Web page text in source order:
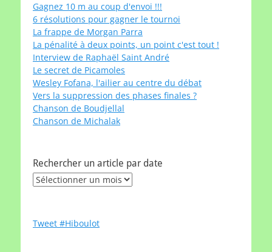
Gagnez 10 m au coup d'envoi !!!
6 résolutions pour gagner le tournoi
La frappe de Morgan Parra
La pénalité à deux points, un point c'est tout !
Interview de Raphaël Saint André
Le secret de Picamoles
Wesley Fofana, l'ailier au centre du débat
Vers la suppression des phases finales ?
Chanson de Boudjellal
Chanson de Michalak
Rechercher un article par date
Rechercher
date
Tweet #Hiboulot